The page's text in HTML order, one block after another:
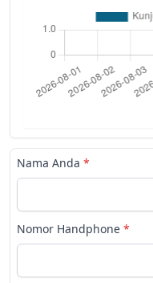
Nama Anda *
Nomor Handphone *